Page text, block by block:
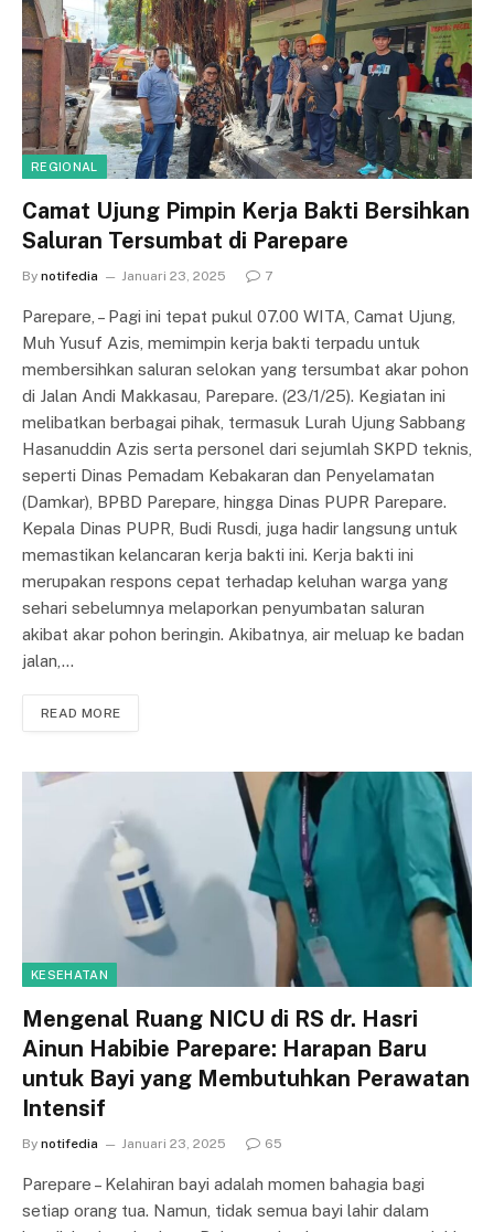
REGIONAL
Camat Ujung Pimpin Kerja Bakti Bersihkan
Saluran Tersumbat di Parepare
By notifedia Januari 23, 2025 7
Parepare, – Pagi ini tepat pukul 07.00 WITA, Camat Ujung,
Muh Yusuf Azis, memimpin kerja bakti terpadu untuk
membersihkan saluran selokan yang tersumbat akar pohon
di Jalan Andi Makkasau, Parepare. (23/1/25). Kegiatan ini
melibatkan berbagai pihak, termasuk Lurah Ujung Sabbang
Hasanuddin Azis serta personel dari sejumlah SKPD teknis,
seperti Dinas Pemadam Kebakaran dan Penyelamatan
(Damkar), BPBD Parepare, hingga Dinas PUPR Parepare.
Kepala Dinas PUPR, Budi Rusdi, juga hadir langsung untuk
memastikan kelancaran kerja bakti ini. Kerja bakti ini
merupakan respons cepat terhadap keluhan warga yang
sehari sebelumnya melaporkan penyumbatan saluran
akibat akar pohon beringin. Akibatnya, air meluap ke badan
jalan,…
READ MORE
KESEHATAN
Mengenal Ruang NICU di RS dr. Hasri
Ainun Habibie Parepare: Harapan Baru
untuk Bayi yang Membutuhkan Perawatan
Intensif
By notifedia Januari 23, 2025 65
Parepare – Kelahiran bayi adalah momen bahagia bagi
setiap orang tua. Namun, tidak semua bayi lahir dalam